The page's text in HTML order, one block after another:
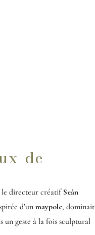
de
le directeur créatifSeán
d’un maypole, dominait
un geste à la fois sculptural